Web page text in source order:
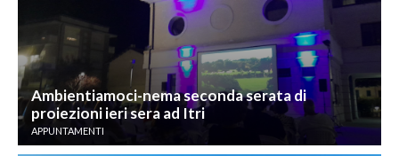
Ambientiamoci-nema seconda serata di
proiezioni ieri sera ad Itri
APPUNTAMENTI